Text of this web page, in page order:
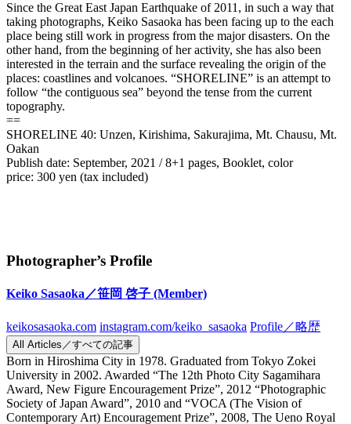
Since the Great East Japan Earthquake of 2011, in such a way that
taking photographs, Keiko Sasaoka has been facing up to the each
place being still work in progress from the major disasters. On the
other hand, from the beginning of her activity, she has also been
interested in the terrain and the surface revealing the origin of the
places: coastlines and volcanoes. “SHORELINE” is an attempt to
follow “the contiguous sea” beyond the tense from the current
topography.
==
SHORELINE 40: Unzen, Kirishima, Sakurajima, Mt. Chausu, Mt.
Oakan
Publish date: September, 2021 / 8+1 pages, Booklet, color
price: 300 yen (tax included)
Photographer’s Profile
Keiko Sasaoka／笹岡 啓子 (Member)
keikosasaoka.com instagram.com/keiko_sasaoka Profile／略歴
All Articles／すべての記事
Born in Hiroshima City in 1978. Graduated from Tokyo Zokei
University in 2002. Awarded “The 12th Photo City Sagamihara
Award, New Figure Encouragement Prize”, 2012 “Photographic
Society of Japan Award”, 2010 and “VOCA (The Vision of
Contemporary Art) Encouragement Prize”, 2008, The Ueno Royal